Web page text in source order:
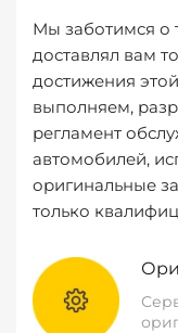
Мы заботимся о
доставлял вам
достижения
выполняем,
регламент
автомобилей,
оригинальные
только